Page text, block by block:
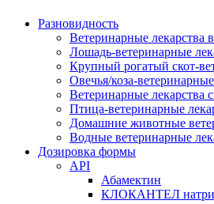
Разновидность
Ветеринарные лекарства
Лошадь-ветеринарные
Крупный рогатый скот-
Овечья/коза-
Ветеринарные лекарства
Птица-ветеринарные
Домашние животные
Водные ветеринарные
Дозировка формы
API
Абамектин
КЛОКАНТЕЛ